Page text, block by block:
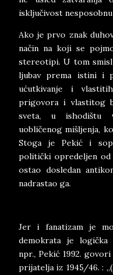
isključivost
Ako je prvo znak
način na koji se
stereotipi. U tom
ljubav prema istini i
ućutkivanje i
prigovora i vlastitog
sveta, u ishodištu
uobličenog mišljenja,
Stoga je Pekić i
politički opredeljen
ostao dosledan
nadrastao ga.
Jer i fanatizam je
demokrata je logička
npr., Pekić 1992.
prijatelja iz 1945/46. :